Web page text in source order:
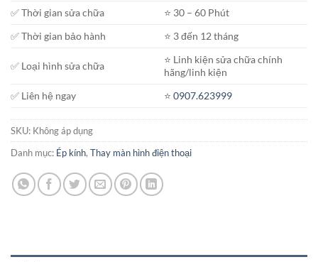
✅ Thời gian sửa chữa
⭐️ 30 – 60 Phút
✅ Thời gian bảo hành
⭐️ 3 đến 12 tháng
✅ Loại hình sửa chữa
⭐️ Linh kiện sửa chữa chính
hãng/linh kiện
✅ Liên hệ ngay
⭐️0907.623999
SKU: Không áp dụng
Danh mục: Ép kính, Thay màn hình điện thoại